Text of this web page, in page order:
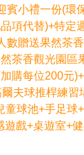
賓小禮一份(環
項代替)+特定
數贈送果然茶
茶香觀光園區
購每位200元)
夫球推桿練習
童球池+手足球
遊戲+桌遊室+